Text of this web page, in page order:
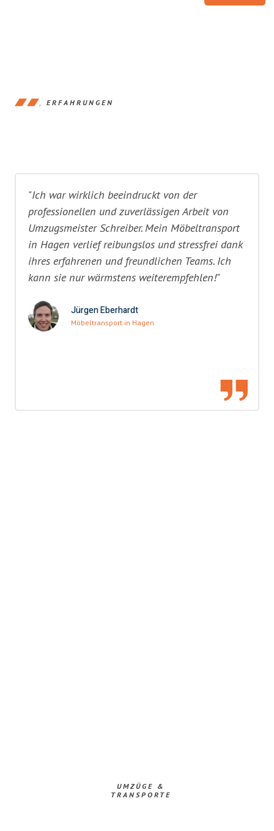
ERFAHRUNGEN
"Ich war wirklich beeindruckt von der
professionellen und zuverlässigen Arbeit von
Umzugsmeister Schreiber. Mein Möbeltransport
in Hagen verlief reibungslos und stressfrei dank
ihres erfahrenen und freundlichen Teams. Ich
kann sie nur wärmstens weiterempfehlen!"
Jürgen Eberhardt
Möbeltransport in Hagen
UMZÜGE &
TRANSPORTE